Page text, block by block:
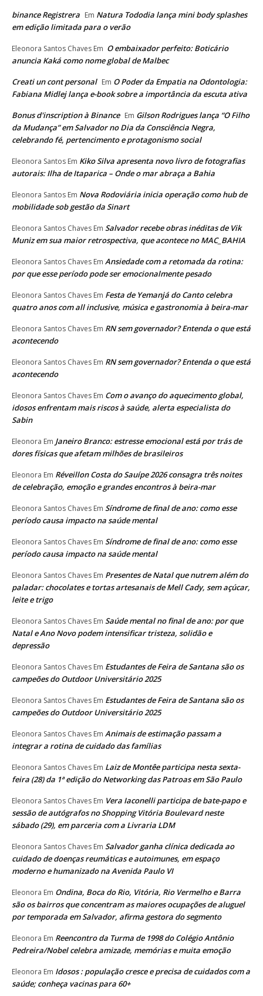
binance Registrera Em Natura Tododia lança mini body splashes
em edição limitada para o verão
Eleonora Santos Chaves Em O embaixador perfeito: Boticário
anuncia Kaká como nome global de Malbec
Creati un cont personal Em O Poder da Empatia na Odontologia:
Fabiana Midlej lança e-book sobre a importância da escuta ativa
Bonus d'inscription à Binance Em Gilson Rodrigues lança “O Filho
da Mudança” em Salvador no Dia da Consciência Negra,
celebrando fé, pertencimento e protagonismo social
Eleonora Santos Em Kiko Silva apresenta novo livro de fotografias
autorais: Ilha de Itaparica – Onde o mar abraça a Bahia
Eleonora Santos Em Nova Rodoviária inicia operação como hub de
mobilidade sob gestão da Sinart
Eleonora Santos Chaves Em Salvador recebe obras inéditas de Vik
Muniz em sua maior retrospectiva, que acontece no MAC_BAHIA
Eleonora Santos Chaves Em Ansiedade com a retomada da rotina:
por que esse período pode ser emocionalmente pesado
Eleonora Santos Chaves Em Festa de Yemanjá do Canto celebra
quatro anos com all inclusive, música e gastronomia à beira-mar
Eleonora Santos Chaves Em RN sem governador? Entenda o que está
acontecendo
Eleonora Santos Chaves Em RN sem governador? Entenda o que está
acontecendo
Eleonora Santos Chaves Em Com o avanço do aquecimento global,
idosos enfrentam mais riscos à saúde, alerta especialista do
Sabin
Eleonora Em Janeiro Branco: estresse emocional está por trás de
dores físicas que afetam milhões de brasileiros
Eleonora Em Réveillon Costa do Sauípe 2026 consagra três noites
de celebração, emoção e grandes encontros à beira-mar
Eleonora Santos Chaves Em Síndrome de final de ano: como esse
período causa impacto na saúde mental
Eleonora Santos Chaves Em Síndrome de final de ano: como esse
período causa impacto na saúde mental
Eleonora Santos Chaves Em Presentes de Natal que nutrem além do
paladar: chocolates e tortas artesanais de Mell Cady, sem açúcar,
leite e trigo
Eleonora Santos Chaves Em Saúde mental no final de ano: por que
Natal e Ano Novo podem intensificar tristeza, solidão e
depressão
Eleonora Santos Chaves Em Estudantes de Feira de Santana são os
campeões do Outdoor Universitário 2025
Eleonora Santos Chaves Em Estudantes de Feira de Santana são os
campeões do Outdoor Universitário 2025
Eleonora Santos Chaves Em Animais de estimação passam a
integrar a rotina de cuidado das famílias
Eleonora Santos Chaves Em Laiz de Montêe participa nesta sexta-
feira (28) da 1ª edição do Networking das Patroas em São Paulo
Eleonora Santos Chaves Em Vera Iaconelli participa de bate-papo e
sessão de autógrafos no Shopping Vitória Boulevard neste
sábado (29), em parceria com a Livraria LDM
Eleonora Santos Chaves Em Salvador ganha clínica dedicada ao
cuidado de doenças reumáticas e autoimunes, em espaço
moderno e humanizado na Avenida Paulo VI
Eleonora Em Ondina, Boca do Rio, Vitória, Rio Vermelho e Barra
são os bairros que concentram as maiores ocupações de aluguel
por temporada em Salvador, afirma gestora do segmento
Eleonora Em Reencontro da Turma de 1998 do Colégio Antônio
Pedreira/Nobel celebra amizade, memórias e muita emoção
Eleonora Em Idosos : população cresce e precisa de cuidados com a
saúde; conheça vacinas para 60+